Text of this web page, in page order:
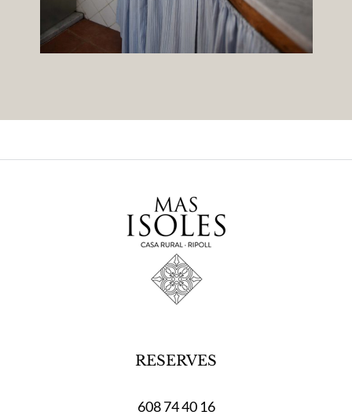
RESERVES
608 74 40 16